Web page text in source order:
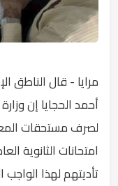
مرايا - قال الناطق
أحمد الحجايا إن
لصرف مستحقات
امتحانات الثانوية
تأديتهم لهذا